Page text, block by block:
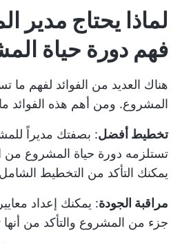
لماذا يحتاج مدير
فهم دورة حياة
هناك العديد من الفوائد لفهم ما
المشروع. ومن أهم هذه الفوائد
تخطيط أفضل: بصفتك مديراً
تستلزمه دورة حياة المشروع من
يمكنك التأكد من التخطيط
مراقبة الجودة: يمكنك إعداد
جزء من المشروع والتأكد من